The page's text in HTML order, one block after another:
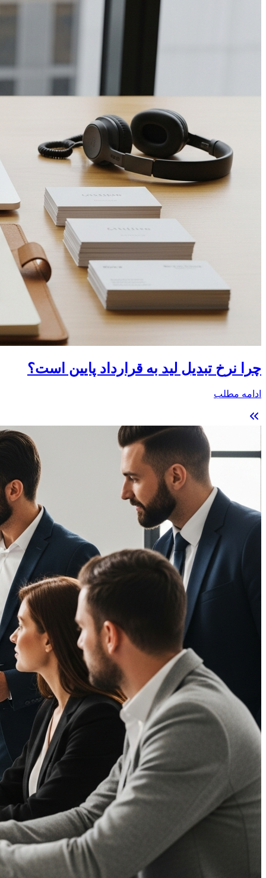
چرا نرخ تبدیل لید به قرارداد پایین است؟
ادامه مطلب